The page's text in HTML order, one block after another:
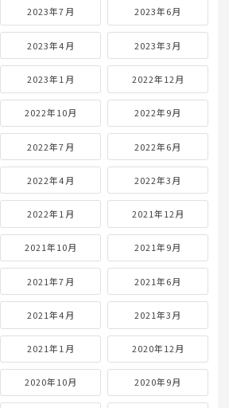
2023年7月 2023年6月
2023年4月 2023年3月
2023年1月 2022年12月
2022年10月 2022年9月
2022年7月 2022年6月
2022年4月 2022年3月
2022年1月 2021年12月
2021年10月 2021年9月
2021年7月 2021年6月
2021年4月 2021年3月
2021年1月 2020年12月
2020年10月 2020年9月